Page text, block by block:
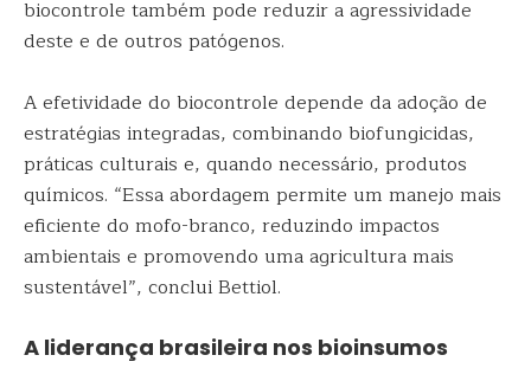
biocontrole também pode reduzir a agressividade
deste e de outros patógenos.
A efetividade do biocontrole depende da adoção de
estratégias integradas, combinando biofungicidas,
práticas culturais e, quando necessário, produtos
químicos. “Essa abordagem permite um manejo mais
eficiente do mofo-branco, reduzindo impactos
ambientais e promovendo uma agricultura mais
sustentável”, conclui Bettiol.
A liderança brasileira nos bioinsumos